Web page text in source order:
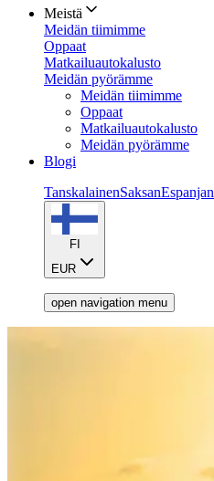
Meistä
Meidän tiimimme
Oppaat
Matkailuautokalusto
Meidän pyörämme
Meidän tiimimme
Oppaat
Matkailuautokalusto
Meidän pyörämme
Blogi
TanskalainenSaksanEspanjan
FI
EUR
open navigation menu